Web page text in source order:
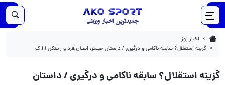
اخبار روز
گزینه استقلال؟ سابقه ناکامی و درگیری / داستان خیمنز، انصاری‌فرد و رختکن آ.ا.ک
گزینه استقلال؟ سابقه ناکامی و درگیری / داستان خیمنز، انصاری‌فرد و رختکن آ.ا.ک 31208
گزینه استقلال؟ سابقه ناکامی و درگیری / داستان